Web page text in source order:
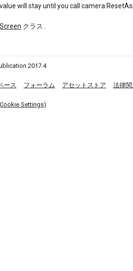
will stay until you call
Screen クラス .
2017.4
ース フォーラム アセットストア 法律関
Settings)